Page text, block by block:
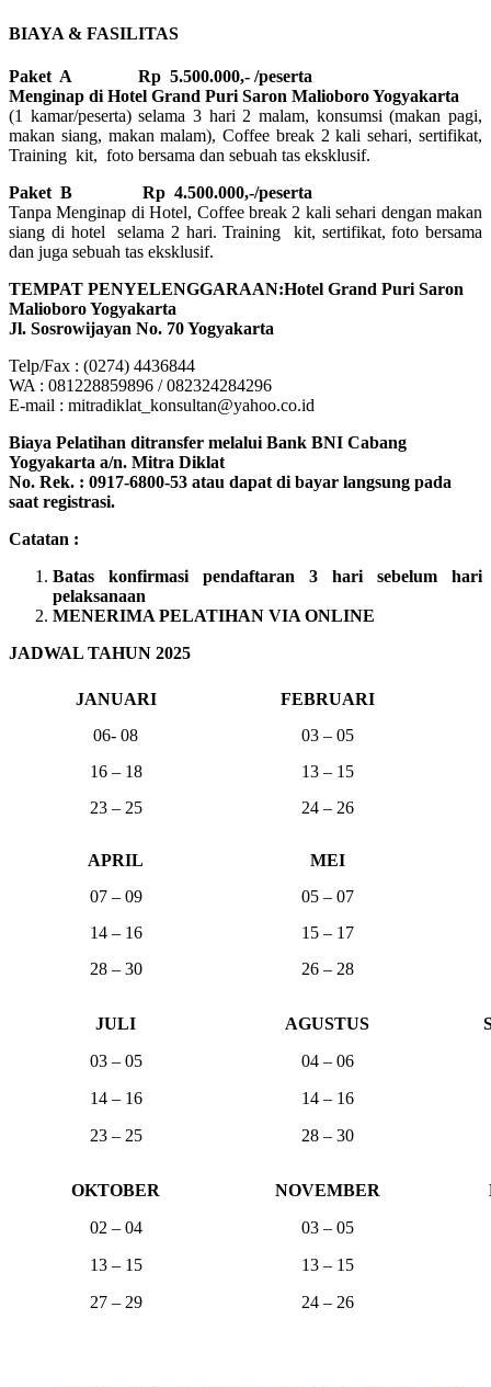
BIAYA & FASILITAS
Paket A Rp 5.500.000,- /peserta
Menginap di Hotel Grand Puri Saron Malioboro Yogyakarta
(1 kamar/peserta) selama 3 hari 2 malam, konsumsi (makan pagi,
makan siang, makan malam), Coffee break 2 kali sehari, sertifikat,
Training kit, foto bersama dan sebuah tas eksklusif.
Paket B
Rp 4.500.000,-/peserta
Tanpa Menginap di Hotel, Coffee break 2 kali sehari dengan makan
siang di hotel selama 2 hari. Training kit, sertifikat, foto bersama
dan juga sebuah tas eksklusif.
TEMPAT PENYELENGGARAAN:Hotel Grand Puri Saron
Malioboro Yogyakarta
Jl. Sosrowijayan No. 70 Yogyakarta
Telp/Fax : (0274) 4436844
WA : 081228859896 / 082324284296
E-mail : mitradiklat_konsultan@yahoo.co.id
Biaya Pelatihan ditransfer melalui Bank BNI Cabang
Yogyakarta a/n. Mitra Diklat
No. Rek. : 0917-6800-53 atau dapat di bayar langsung pada
saat registrasi.
Catatan :
Batas konfirmasi pendaftaran 3 hari sebelum hari
pelaksanaan
MENERIMA PELATIHAN VIA ONLINE
JADWAL TAHUN 2025
JANUARI
FEBRUARI
06- 08
03 – 05
16 – 18
13 – 15
23 – 25
24 – 26
APRIL
MEI
07 – 09
05 – 07
14 – 16
15 – 17
28 – 30
26 – 28
JULI AGUSTUS
03 – 05
04 – 06
14 – 16
14 – 16
23 – 25
28 – 30
OKTOBER NOVEMBER
02 – 04
03 – 05
13 – 15
13 – 15
27 – 29
24 – 26